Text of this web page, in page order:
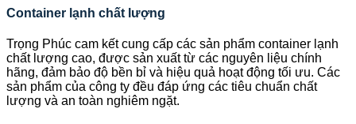
Container lạnh chất lượng
Trọng Phúc cam kết cung cấp các sản phẩm container lạnh
chất lượng cao, được sản xuất từ các nguyên liệu chính
hãng, đảm bảo độ bền bỉ và hiệu quả hoạt động tối ưu. Các
sản phẩm của công ty đều đáp ứng các tiêu chuẩn chất
lượng và an toàn nghiêm ngặt.